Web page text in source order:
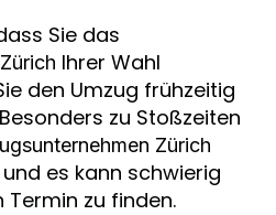
Sie das
Ihrer Wahl
den Umzug frühzeitig
zu Stoßzeiten
Zürich
es kann schwierig
Termin zu finden.